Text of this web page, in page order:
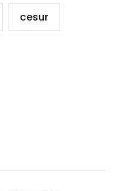
cesur